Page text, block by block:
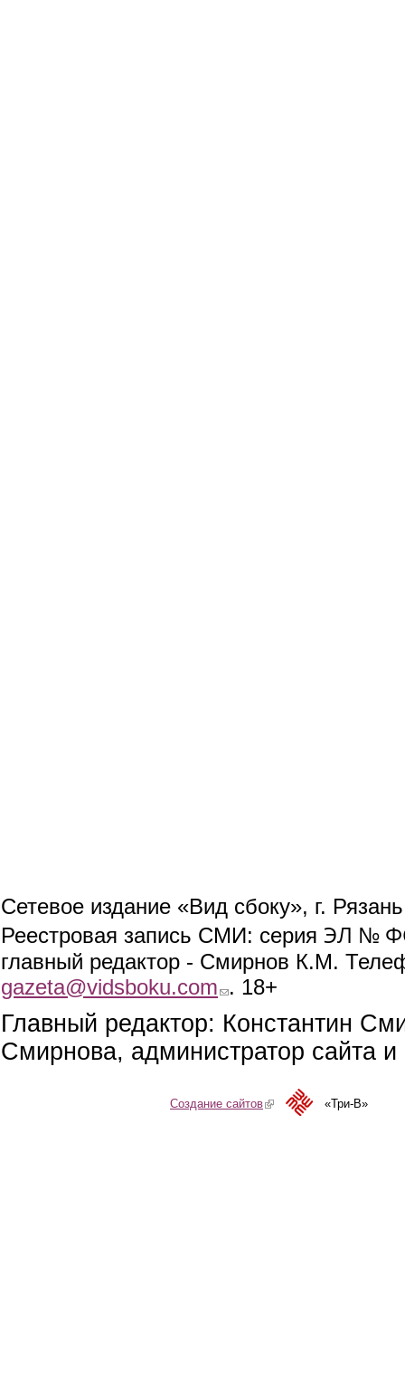
Сетевое издание «Вид сбоку», г.
Реестровая запись СМИ: серия ЭЛ №
главный редактор - Смирнов К.М.
gazeta@vidsboku.com (link sends e-mail)
. 18+
Главный редактор: Константин
Смирнова, администратор сайта
Создание сайтов(link is external)«Три-В»